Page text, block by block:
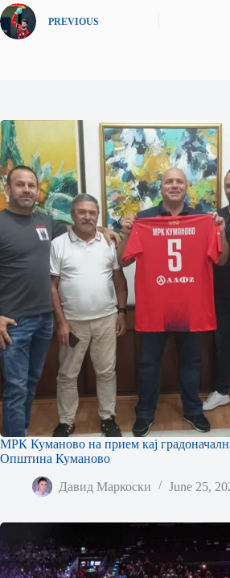
PREVIOUS
МРК Куманово на прием кај
Општина Куманово
Давид Маркоски June 25,